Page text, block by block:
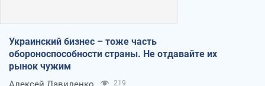
Украинский бизнес – тоже часть
обороноспособности страны. Не отдавайте их
рынок чужим
219